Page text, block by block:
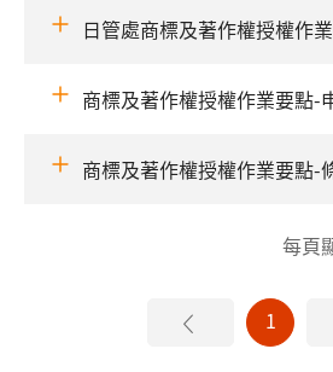
日管處商標及著作權授權作
商標及著作權授權作業要點-
商標及著作權授權作業要點-
每頁
1